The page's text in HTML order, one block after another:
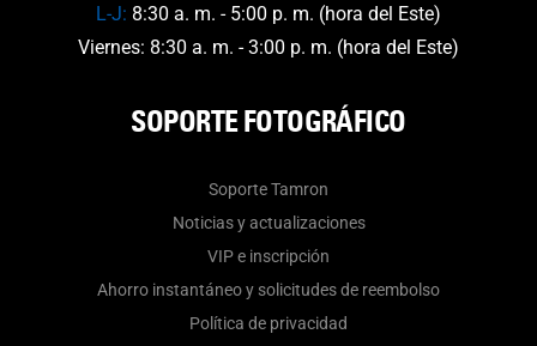
L-J: 8:30 a. m. - 5:00 p. m. (hora del Este)
Viernes: 8:30 a. m. - 3:00 p. m. (hora del Este)
SOPORTE FOTOGRÁFICO
Soporte Tamron
Noticias y actualizaciones
VIP e inscripción
Ahorro instantáneo y solicitudes de reembolso
Política de privacidad